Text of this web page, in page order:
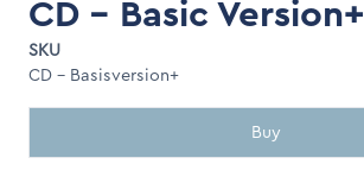
CD - Basic Version+
SKU
CD - Basisversion+
Buy